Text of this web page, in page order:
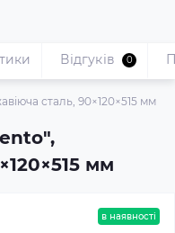
сталь, 90×120×515 мм
мм
Відгуків 0
в наявності